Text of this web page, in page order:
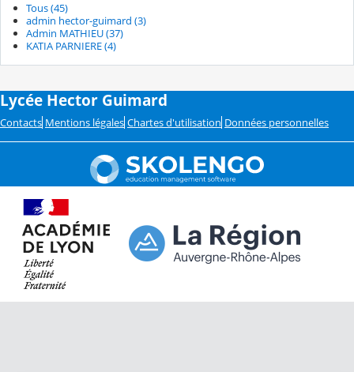
Tous (45)
admin hector-guimard (3)
Admin MATHIEU (37)
KATIA PARNIERE (4)
Lycée Hector Guimard
Contacts Mentions légales Chartes d'utilisation Données personnelles